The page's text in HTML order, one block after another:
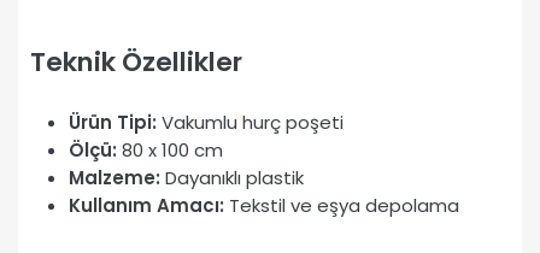
Teknik Özellikler
Ürün Tipi: Vakumlu hurç poşeti
Ölçü: 80 x 100 cm
Malzeme: Dayanıklı plastik
Kullanım Amacı: Tekstil ve eşya depolama